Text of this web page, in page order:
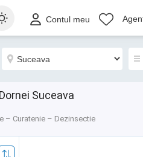
Contul meu
Suceava
– Curatenie – Dezinsectie